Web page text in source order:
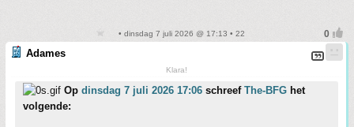
• dinsdag 7 juli 2026 @ 17:13 • 22
Adames
Klara!
Op dinsdag 7 juli 2026 17:06 schreef The-BFG het
volgende: